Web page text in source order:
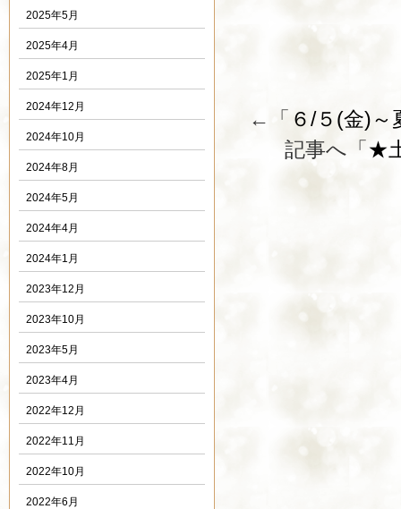
←「 ６/５(金)
記事へ「★
2025年5月
2025年4月
2025年1月
2024年12月
2024年10月
2024年8月
2024年5月
2024年4月
2024年1月
2023年12月
2023年10月
2023年5月
2023年4月
2022年12月
2022年11月
2022年10月
2022年6月